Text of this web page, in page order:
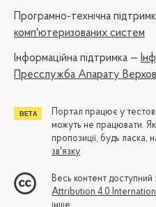
Програмно-технічна
комп'ютеризованих систем
Iнформаційна підтримка —
Пресслужба Апарату
Портал працює у
можуть не працювати.
пропозиції, будь ласка,
зв'язку
Весь контент доступний
Attribution 4.0